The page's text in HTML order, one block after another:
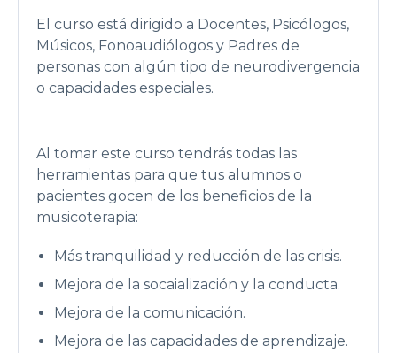
El curso está dirigido a Docentes, Psicólogos,
Músicos, Fonoaudiólogos y Padres de
personas con algún tipo de neurodivergencia
o capacidades especiales.
Al tomar este curso tendrás todas las
herramientas para que tus alumnos o
pacientes gocen de los beneficios de la
musicoterapia:
Más tranquilidad y reducción de las crisis.
Mejora de la socaialización y la conducta.
Mejora de la comunicación.
Mejora de las capacidades de aprendizaje.